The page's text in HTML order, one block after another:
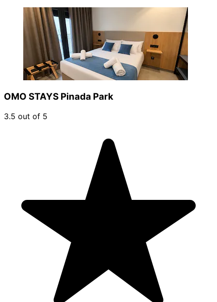
OMO STAYS Pinada Park
3.5 out of 5